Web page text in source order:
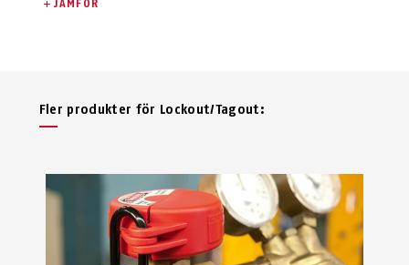
JÄMFÖR
Fler produkter för Lockout/Tagout: